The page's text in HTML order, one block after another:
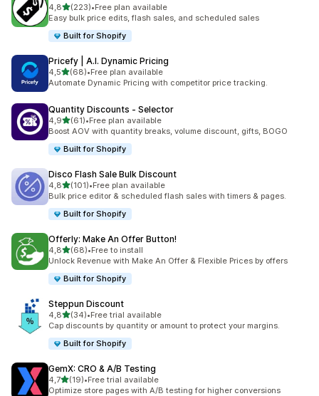
4,8/ 5 tähteä
(223)
223 arvostelua yhteensä
•Free plan available
Easy bulk price edits, flash sales, and scheduled sales
Built for Shopify
Pricefy | A.I. Dynamic Pricing
4,5/ 5 tähteä
(68)
68 arvostelua yhteensä
•Free plan available
Automate Dynamic Pricing with competitor price tracking.
Quantity Discounts ‑ Selector
4,9/ 5 tähteä
(61)
61 arvostelua yhteensä
•Free plan available
Boost AOV with quantity breaks, volume discount, gifts, BOGO
Built for Shopify
Disco Flash Sale Bulk Discount
4,8/ 5 tähteä
(101)
101 arvostelua yhteensä
•Free plan available
Bulk price editor & scheduled flash sales with timers & pages.
Built for Shopify
Offerly: Make An Offer Button!
4,8/ 5 tähteä
(68)
68 arvostelua yhteensä
•Free to install
Unlock Revenue with Make An Offer & Flexible Prices by offers
Built for Shopify
Steppun Discount
4,8/ 5 tähteä
(34)
34 arvostelua yhteensä
•Free trial available
Cap discounts by quantity or amount to protect your margins.
Built for Shopify
GemX: CRO & A/B Testing
4,7/ 5 tähteä
(19)
19 arvostelua yhteensä
•Free trial available
Optimize store pages with A/B testing for higher conversions